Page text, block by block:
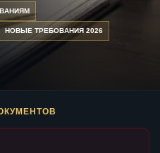
НОВЫЕ ТРЕБОВАНИЯ 2026